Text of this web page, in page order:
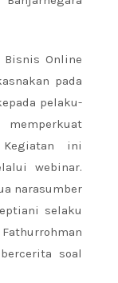
Bisnis Online
pada
pelaku-
ini
webinar.
narasumber
selaku
soal